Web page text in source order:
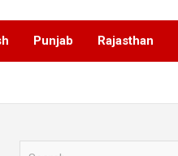
Punjab Rajasthan